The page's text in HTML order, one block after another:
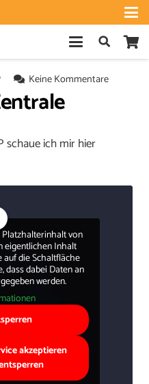
Keine Kommentare
schaue ich mir hier
von
eigentlichen Inhalt
auf die Schaltfläche
dass dabei Daten an
werden.
akzeptieren